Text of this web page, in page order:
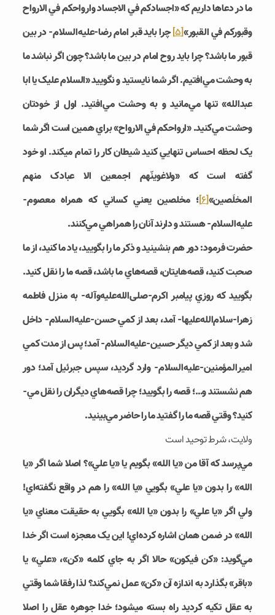
ما در دعاها داريم که «اجسادکم في الاجساد وارواحکم في الارواح
وقبورکم في القبور»[5]
چرا بايد قبر امام رضا-علیه‌السلام- در بين
قبور ما باشد؟ چرا بايد روح امام در بين ما باشد؟ چون اگر نباشد ما
به وحشت مي‌­افتيم. اگر شما نايستيد و نگوييد «السلام عليک يا ابا
عبدالله» تنها مي‌مانيد و به وحشت مي‌­افتيد. اول از خودتان
وحشت مي‌­کنيد. «ارواحکم في الارواح» براي همين است اگر شما
يک لحظه احساس تنهايي کنيد شيطان کار را تمام مي‎کند. او خود
گفته است که «ولاغوينّهم اجمعين الا عبادک منهم
المخلَصين»[6] ؛ مخلصين يعني کساني که همراه معصوم-
علیه‌السلام- هستند و دارند آنان را همراهي مي­‌کنند.
حضرت فرمود: دور هم بنشينيد و ذکر ما را بگوييد، ياد ما کنيد، از ما
صحبت کنيد، قصه­‌هايتان، قصه­‌هاي ما باشد، قصه ما را نقل کنيد.
بگوييد که روزي پيامبر اکرم-صلی‌الله‌علیه‌و‌آله- به منزل فاطمه
زهرا-سلام‌الله‌علیها- آمد، بعد از کمي حسن-علیه‌السلام- داخل
شد و بعد از کمي ديگر حسين-علیه‌السلام- آمد؛ پس از مدت کمي
امير‎المؤمنين-علیه‌السلام- وارد گرديد، سپس جبرئيل آمد؛ دور
هم نشستند و…؛ قصه را بگوييد؛ چرا قصه­‌هاي ديگران را نقل مي‌­
کنيد؟ وقتي قصه ما را گفتيد ما را حاضر مي‌­بينيد.
ولايت، شرط توحيد است
مي­‌پرسد که آقا من «يا الله» بگويم يا «يا علي»؟ اصلا شما اگر «يا
الله» را بدون «يا علي» بگويي «يا الله» را هم در واقع نگفته‌­اي!
ولي اگر «يا علي» را بدون «يا الله» بگويي به حقيقت معناي «يا
الله» در ضمن همان اشاره کرده‌­اي! اين يک معجزه است اگر خدا
مي­‌گويد: «کن فيکون» حالا اگر به جاي کلمه «کن»، «علي» يا
«باقر» بگذارد به اندازه آن «کن» عمل نمي­‌کند؟ لذا رفقا شما وقتي
به عقل تکيه کرديد راه بسته مي‎شود؛ خدا جوهره عقل را اصلا